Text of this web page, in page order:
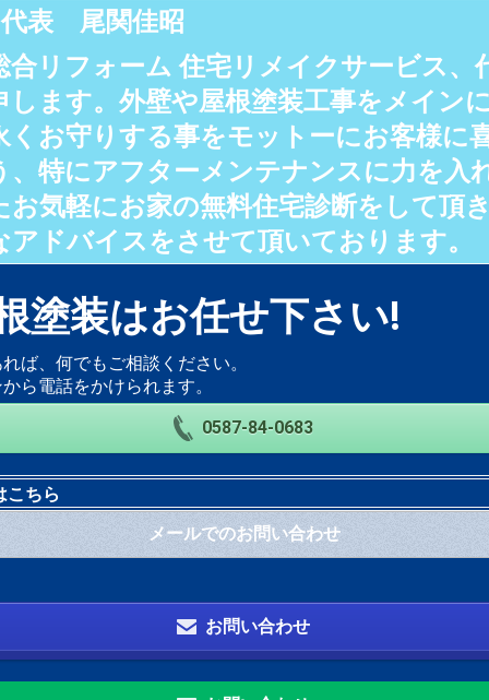
代表 尾関佳昭
合リフォーム 住宅リメイクサービス、
します。外壁や屋根塗装工事をメイン
くお守りする事をモットーにお客様に
、特にアフターメンテナンスに力を入
お気軽にお家の無料住宅診断をして頂
アドバイスをさせて頂いております。
塗装はお任せ下さい!
ば、何でもご相談ください。
ら電話をかけられます。
0587-84-0683
こちら
メールでのお問い合わせ
お問い合わせ